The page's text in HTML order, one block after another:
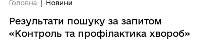
Головна Новини
Результати пошуку за запитом
«Контроль та профілактика хвороб»